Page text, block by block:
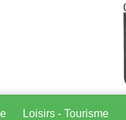
Loisirs - Tourisme